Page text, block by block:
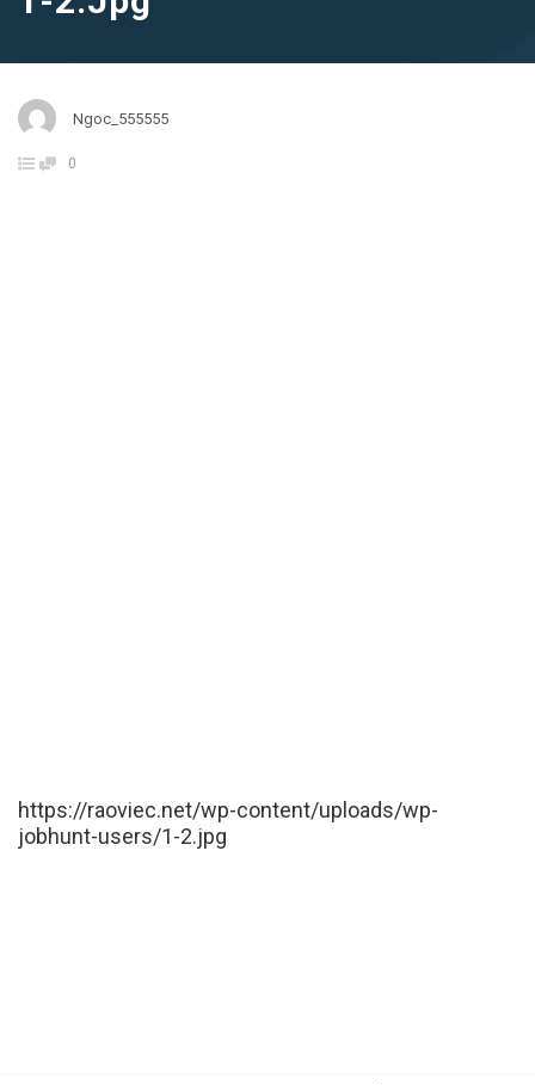
Ngoc_555555
0
https://raoviec.net/wp-content/uploads/wp-
jobhunt-users/1-2.jpg